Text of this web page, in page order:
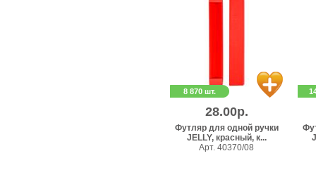
8 870 шт.
28.00р.
Футляр для одной ручки
JELLY, красный, к...
Арт. 40370/08